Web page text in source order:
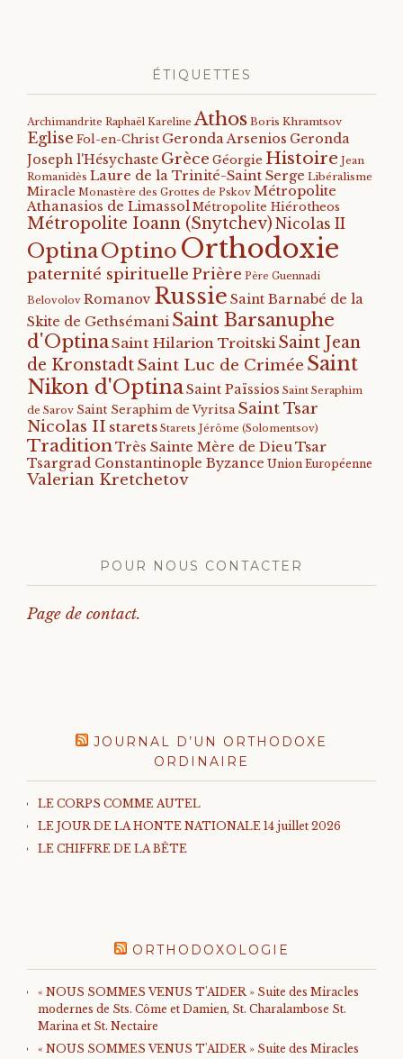
ÉTIQUETTES
Archimandrite Raphaël Kareline Athos Boris Khramtsov
Eglise Fol-en-Christ Geronda Arsenios Geronda
Joseph l'Hésychaste Grèce Géorgie Histoire Jean
Romanidès Laure de la Trinité-Saint Serge Libéralisme
Miracle Monastère des Grottes de Pskov Métropolite
Athanasios de Limassol Métropolite Hiérotheos
Métropolite Ioann (Snytchev) Nicolas II
OptinaOptino Orthodoxie
paternité spirituelle Prière Père Guennadi
Belovolov Romanov Russie Saint Barnabé de la
Skite de Gethsémani Saint Barsanuphe
d'OptinaSaint Hilarion Troitski Saint Jean
de KronstadtSaint Luc de Crimée Saint
Nikon d'OptinaSaint Païssios Saint Seraphim
de Sarov Saint Seraphim de Vyritsa Saint Tsar
Nicolas II starets Starets Jérôme (Solomentsov)
TraditionTrès Sainte Mère de DieuTsar
Tsargrad Constantinople Byzance Union Européenne
Valerian Kretchetov
POUR NOUS CONTACTER
Page de contact.
JOURNAL D’UN ORTHODOXE
ORDINAIRE
LE CORPS COMME AUTEL
LE JOUR DE LA HONTE NATIONALE 14 juillet 2026
LE CHIFFRE DE LA BÊTE
ORTHODOXOLOGIE
« NOUS SOMMES VENUS T'AIDER » Suite des Miracles
modernes de Sts. Côme et Damien, St. Charalambose St.
Marina et St. Nectaire
« NOUS SOMMES VENUS T'AIDER » Suite des Miracles